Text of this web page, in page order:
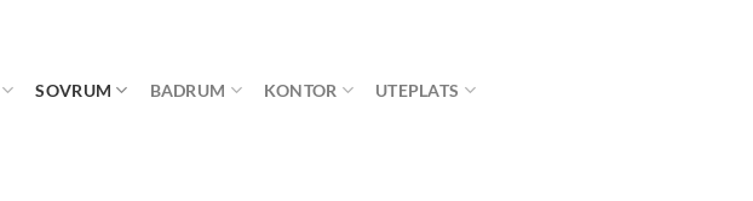
SOVRUM BADRUM KONTOR UTEPLATS